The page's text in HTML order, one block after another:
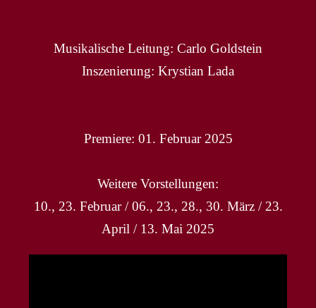
Musikalische Leitung: Carlo Goldstein
Inszenierung: Krystian Lada
Premiere: 01. Februar 2025
Weitere Vorstellungen:
10., 23. Februar / 06., 23., 28., 30. März / 23.
April / 13. Mai 2025